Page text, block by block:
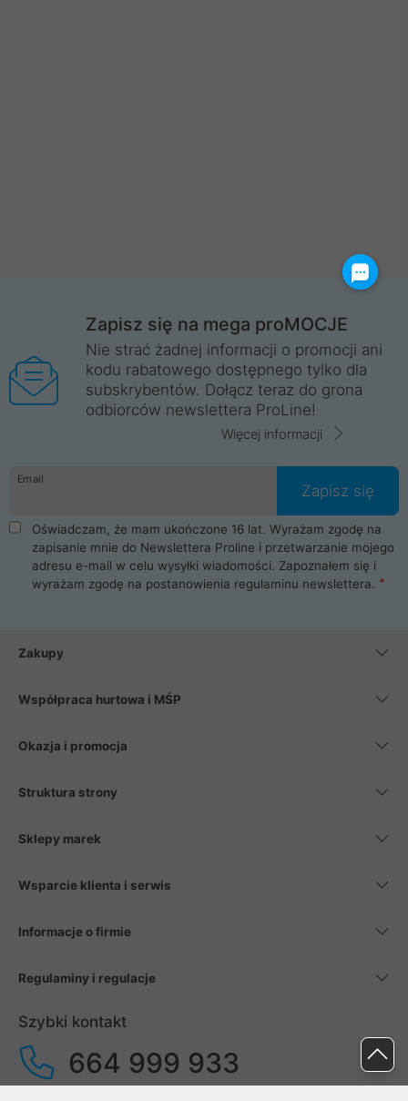
Zapisz się na mega proMOCJE
Nie strać żadnej informacji o promocji ani
kodu rabatowego dostępnego tylko dla
subskrybentów. Dołącz teraz do grona
odbiorców newslettera ProLine!
Więcej informacji
Email
Zapisz się
Oświadczam, że mam ukończone 16 lat. Wyrażam zgodę na
zapisanie mnie do Newslettera Proline i przetwarzanie mojego
adresu e-mail w celu wysyłki wiadomości. Zapoznałem się i
wyrażam zgodę na postanowienia regulaminu newslettera.
Zakupy
Współpraca hurtowa i MŚP
Okazja i promocja
Struktura strony
Sklepy marek
Wsparcie klienta i serwis
Informacje o firmie
Regulaminy i regulacje
Szybki kontakt
664 999 933